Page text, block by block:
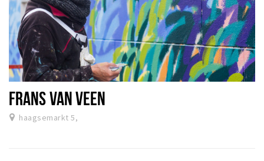
FRANS VAN VEEN
haagsemarkt 5,